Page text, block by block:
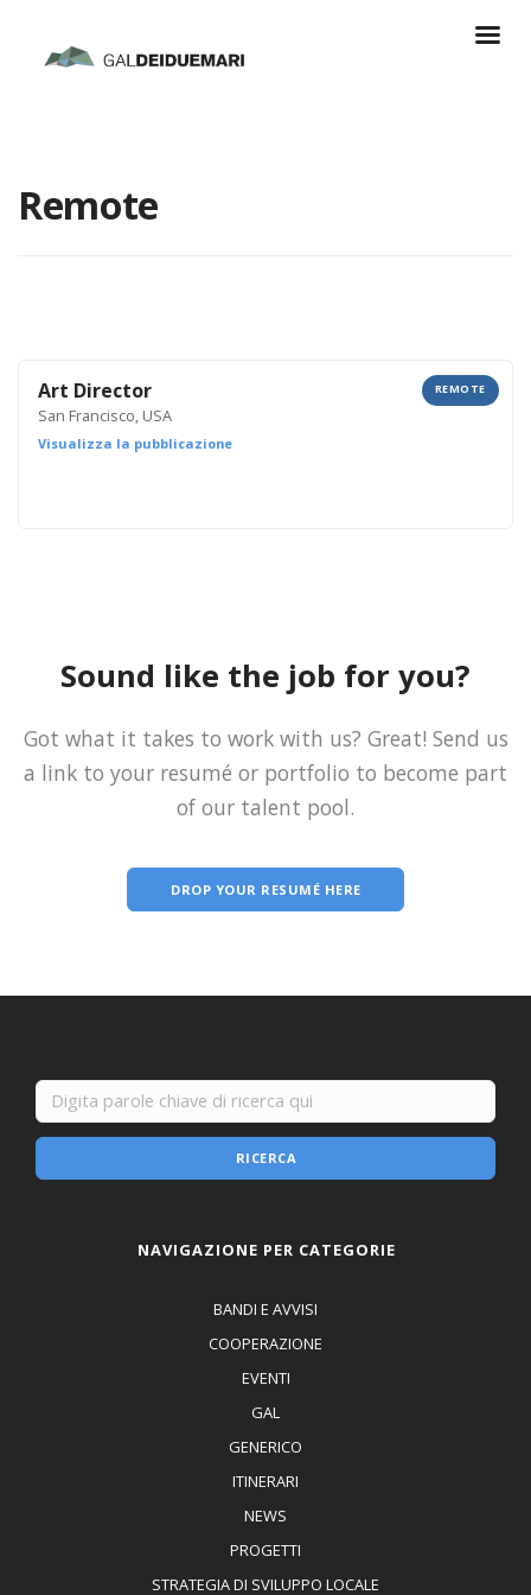
Remote
REMOTE
Art Director
San Francisco, USA
Visualizza la pubblicazione
Sound like the job for you?
Got what it takes to work with us? Great! Send us
a link to your resumé or portfolio to become part
of our talent pool.
DROP YOUR RESUMÉ HERE
RICERCA
NAVIGAZIONE PER CATEGORIE
BANDI E AVVISI
COOPERAZIONE
EVENTI
GAL
GENERICO
ITINERARI
NEWS
PROGETTI
STRATEGIA DI SVILUPPO LOCALE